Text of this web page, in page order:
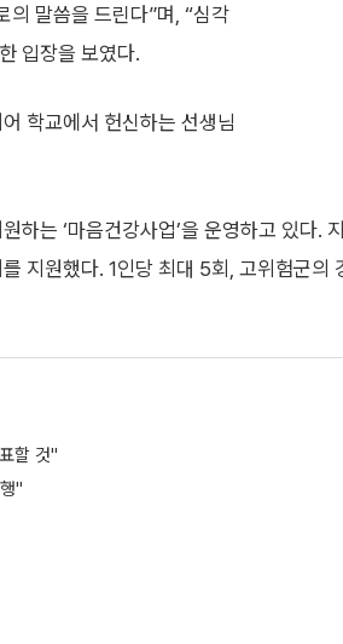
의 말씀을 드린다”며, “심각
입장을 보였다.
학교에서 헌신하는 선생님
하는 ‘마음건강사업’을 운영하고 있다.
지원했다. 1인당 최대 5회, 고위험군의
할 것"
"